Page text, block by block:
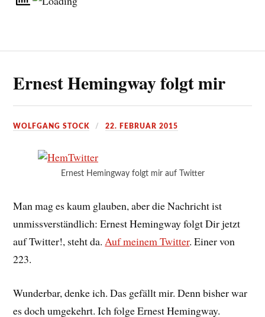
Ernest Hemingway folgt mir
WOLFGANG STOCK 22. FEBRUAR 2015
Ernest Hemingway folgt mir auf Twitter
Man mag es kaum glauben, aber die Nachricht ist
unmissverständlich: Ernest Hemingway folgt Dir jetzt
auf Twitter!, steht da. Auf meinem Twitter. Einer von
223.
Wunderbar, denke ich. Das gefällt mir. Denn bisher war
es doch umgekehrt. Ich folge Ernest Hemingway.